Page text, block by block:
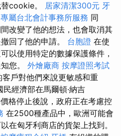
cookie。 居家清潔300元 牙
專屬台北會計事務所服務 同
改變了他的想法，也會取消其
回了他的申請。 台胞證 在使
以使用特定的數據保護條件，
您。 外燴廠商 按摩證照考試
戶對他們來說更敏感和重
經濟部在馬爾頓·納吉
格停止後說，政府正在考慮控
在2500種產品中，歐洲可能會
在匈牙利商店的貨架上找到。